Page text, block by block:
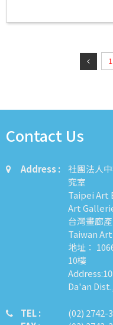
1
Contact Us
Address :
社團法人
究室
Taipei Art
Art
台灣畫廊
Taiwan
地址：
10樓
Da'an
TEL :
​​​​(02) 2742-